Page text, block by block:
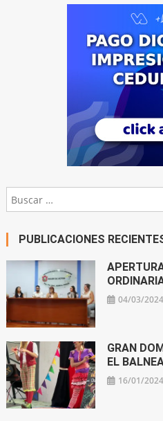
PUBLICACIONES
04/03/2024
GRAN
EL
16/01/2024